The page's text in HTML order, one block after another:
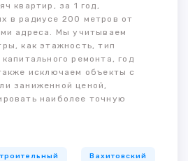
квартир, за 1 год,
в радиусе 200 метров от
адреса. Мы учитываем
как этажность, тип
ремонта, год
исключаем объекты с
заниженной ценой,
наиболее точную
Вахитовский